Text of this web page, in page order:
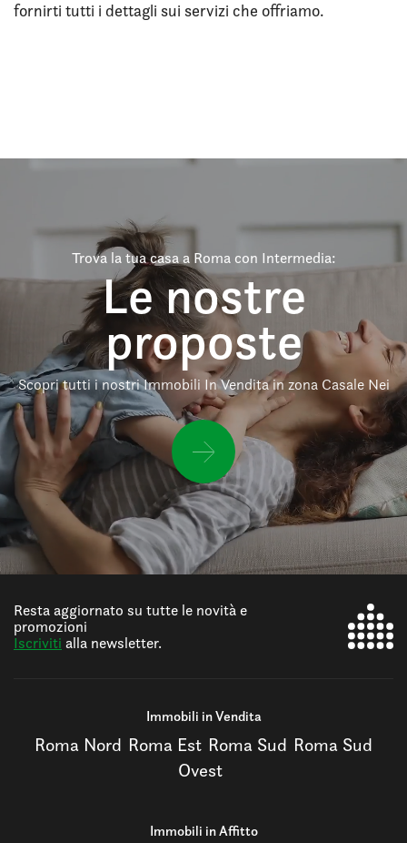
fornirti tutti i dettagli sui servizi che offriamo.
Trova la tua casa a Roma con Intermedia:
Le nostre
proposte
Scopri tutti i nostri Immobili In Vendita in zona Casale Nei
Resta aggiornato su tutte le novità e
promozioni
Iscriviti alla newsletter.
Immobili in Vendita
Roma Nord Roma Est Roma Sud Roma Sud
Ovest
Immobili in Affitto